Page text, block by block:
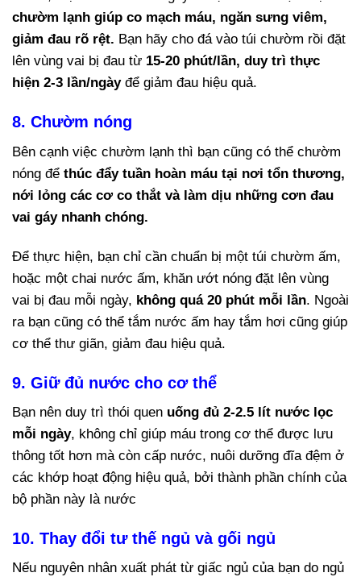
chườm lạnh giúp co mạch máu, ngăn sưng viêm,
giảm đau rõ rệt. Bạn hãy cho đá vào túi chườm rồi đặt
lên vùng vai bị đau từ 15-20 phút/lần, duy trì thực
hiện 2-3 lần/ngàyđể giảm đau hiệu quả.
8. Chườm nóng
Bên cạnh việc chườm lạnh thì bạn cũng có thể chườm
nóng để thúc đẩy tuần hoàn máu tại nơi tổn thương,
nới lỏng các cơ co thắt và làm dịu những cơn đau
vai gáy nhanh chóng.
Để thực hiện, bạn chỉ cần chuẩn bị một túi chườm ấm,
hoặc một chai nước ấm, khăn ướt nóng đặt lên vùng
vai bị đau mỗi ngày, không quá 20 phút mỗi lần. Ngoài
ra bạn cũng có thể tắm nước ấm hay tắm hơi cũng giúp
cơ thể thư giãn, giảm đau hiệu quả.
9. Giữ đủ nước cho cơ thể
Bạn nên duy trì thói quen uống đủ 2-2.5 lít nước lọc
mỗi ngày, không chỉ giúp máu trong cơ thể được lưu
thông tốt hơn mà còn cấp nước, nuôi dưỡng đĩa đệm ở
các khớp hoạt động hiệu quả, bởi thành phần chính của
bộ phần này là nước
10. Thay đổi tư thế ngủ và gối ngủ
Nếu nguyên nhân xuất phát từ giấc ngủ của bạn do ngủ